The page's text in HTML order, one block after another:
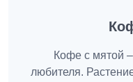
Кофе с мятой –
любителя.